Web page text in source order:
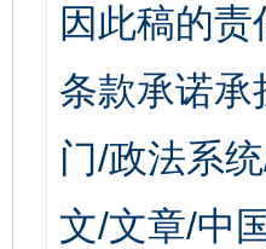
因此稿的
条款承诺
门/政法系
文/文章/中